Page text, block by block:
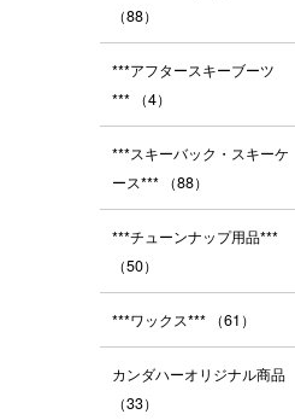
（88）
***アフタースキーブーツ
*** （4）
***スキーバック・スキーケ
ース*** （88）
***チューンナップ用品***
（50）
***ワックス*** （61）
カンダハーオリジナル商品
（33）